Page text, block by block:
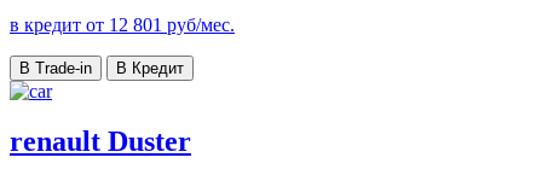
в кредит от 12 801 руб/мес.
В Trade-in В Кредит
renault Duster